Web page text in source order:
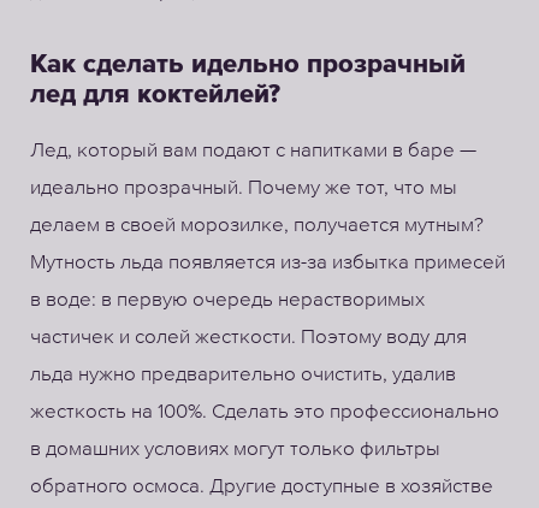
Как сделать идельно прозрачный
лед для коктейлей?
Лед, который вам подают с напитками в баре —
идеально прозрачный. Почему же тот, что мы
делаем в своей морозилке, получается мутным?
Мутность льда появляется из-за избытка примесей
в воде: в первую очередь нерастворимых
частичек и солей жесткости. Поэтому воду для
льда нужно предварительно очистить, удалив
жесткость на 100%. Сделать это профессионально
в домашних условиях могут только фильтры
обратного осмоса. Другие доступные в хозяйстве